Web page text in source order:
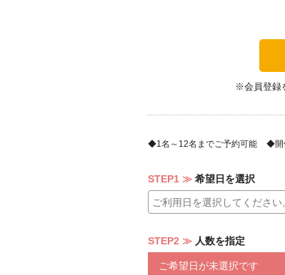
※会員登録
1名～12名までご予約可能
STEP1 希望日を選択
STEP2 人数を指定
ご希望日が未選択です